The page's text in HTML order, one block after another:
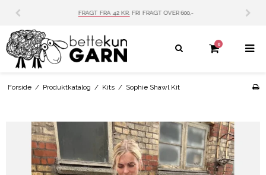
PERSONLIG SERVICEMAIL: INFO@BETTEKUN.DK
0
Forside / Produktkatalog / Kits / Sophie Shawl Kit